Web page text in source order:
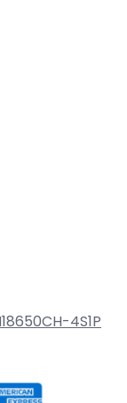
4S1P